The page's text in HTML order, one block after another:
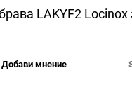
LAKYF2 Locinox
Добави мнение